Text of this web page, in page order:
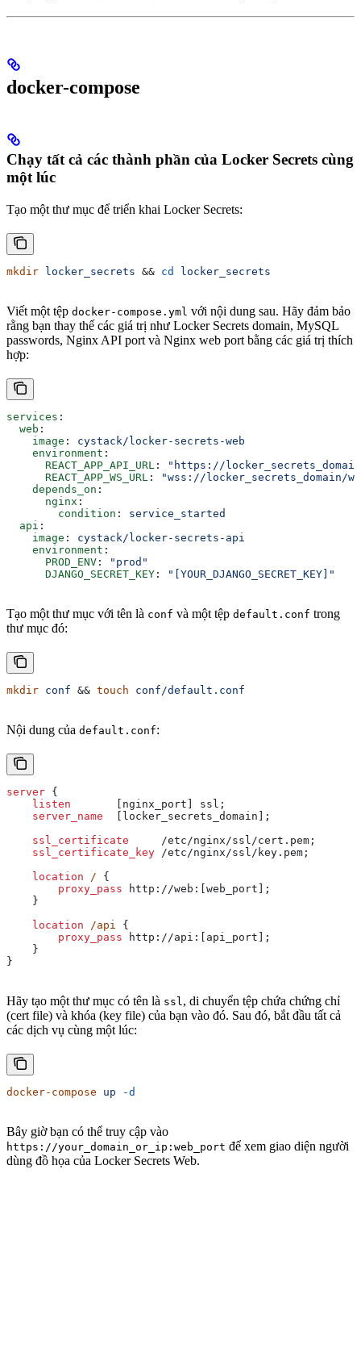
docker-compose
Chạy tất cả các thành phần của Locker Secrets cùng
một lúc
Tạo một thư mục để triển khai Locker Secrets:
mkdir locker_secrets && cd locker_secrets
Viết một tệp docker-compose.yml với nội dung sau. Hãy đảm bảo
rằng bạn thay thế các giá trị như Locker Secrets domain, MySQL
passwords, Nginx API port và Nginx web port bằng các giá trị thích
hợp:
services :
  web
:
    image
: cystack/locker-secrets-web
    environment
:
      REACT_APP_API_URL
:
"https://
      REACT_APP_WS_URL
:
"wss://locker_secrets_domain/
    depends_on
:
      nginx
:
        condition
: service_started
  api
:
    image
: cystack/locker-secrets-api
    environment
:
      PROD_ENV
:
"prod"
      DJANGO_SECRET_KEY
: "[YOUR_DJANGO_SECRET_KEY]"
Tạo một thư mục với tên là conf và một tệp default.conf trong
thư mục đó:
mkdir conf && touch conf/default.conf
Nội dung của default.conf:
server {
    listen
      [nginx_port] ssl;
    server_name
[locker_secrets_domain];
    ssl_certificate
    /etc/nginx/ssl/cert.pem;
    ssl_certificate_key
/etc/nginx/ssl/key.pem;
    location
/ {
        proxy_pass
http://web:[web_port];
    }
    location
/api {
        proxy_pass
http://api:[api_port];
    }
}
Hãy tạo một thư mục có tên là ssl, di chuyển tệp chứa chứng chỉ
(cert file) và khóa (key file) của bạn vào đó. Sau đó, bắt đầu tất cả
các dịch vụ cùng một lúc:
docker-compose up -d
Bây giờ bạn có thể truy cập vào
https://your_domain_or_ip:web_port để xem giao diện người
dùng đồ họa của Locker Secrets Web.